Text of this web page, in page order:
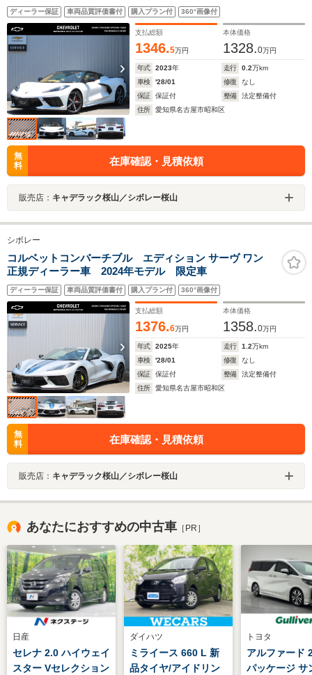
ディーラー保証 車両品質評価書付 購入プラン付 360°画像付
支払総額
1346.5万円
本体価格
1328.0万円
年式 2023年 走行 0.2万km
車検
'28/01 修復
なし
保証
保証付 整備
法定整備付
住所
愛知県名古屋市昭和区
無
料
在庫確認・見積依頼
販売店： キャデラック桜山／シボレー桜山
シボレー
コルベットコンバーチブル エディション サーヴ ワン
正規ディーラー車 2024年モデル 限定車
ディーラー保証 車両品質評価書付 購入プラン付 360°画像付
支払総額
1376.6万円
本体価格
1358.0万円
年式 2025年 走行 1.2万km
車検
'28/01 修復
なし
保証
保証付 整備
法定整備付
住所
愛知県名古屋市昭和区
無
料
在庫確認・見積依頼
販売店： キャデラック桜山／シボレー桜山
あなたにおすすめの中古車 ［PR］
日産
セレナ 2.0 ハイウェイ
スター Vセレクション
ダイハツ
ミライース 660 L 新
品タイヤ/アイドリン
トヨタ
アルファード
パッケージ サ